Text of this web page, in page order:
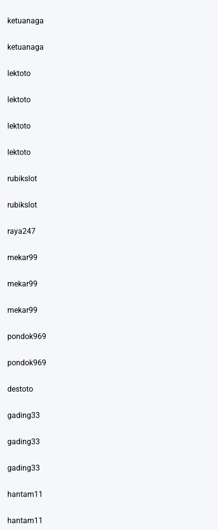
ketuanaga
ketuanaga
lektoto
lektoto
lektoto
lektoto
rubikslot
rubikslot
raya247
mekar99
mekar99
mekar99
pondok969
pondok969
destoto
gading33
gading33
gading33
hantam11
hantam11